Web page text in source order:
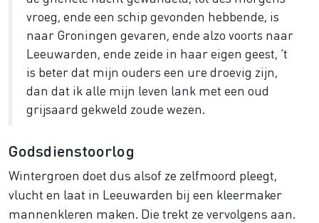
vroeg, ende een schip gevonden hebbende, is
naar Groningen gevaren, ende alzo voorts naar
Leeuwarden, ende zeide in haar eigen geest, ’t
is beter dat mijn ouders een ure droevig zijn,
dan dat ik alle mijn leven lank met een oud
grijsaard gekweld zoude wezen.
Godsdienstoorlog
Wintergroen doet dus alsof ze zelfmoord pleegt,
vlucht en laat in Leeuwarden bij een kleermaker
mannenkleren maken. Die trekt ze vervolgens aan.